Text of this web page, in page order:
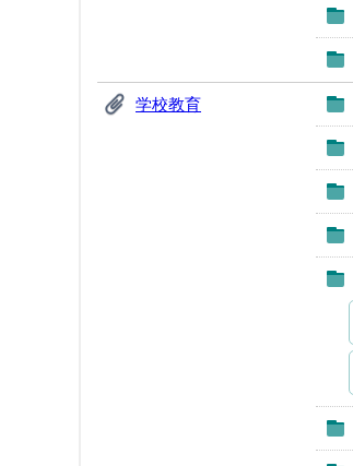
学校教育